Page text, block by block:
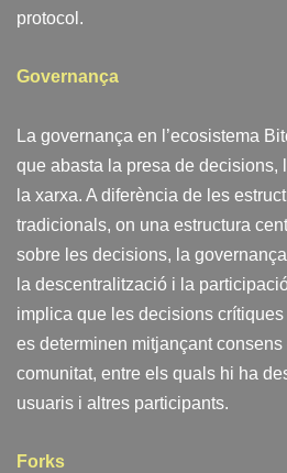
protocol.
Governança
La governança en l’ecosistema
que abasta la presa de decisions,
la xarxa. A diferència de les
tradicionals, on una estructura
sobre les decisions, la
la descentralització i la
implica que les decisions
es determinen mitjançant
comunitat, entre els quals hi ha
usuaris i altres participants.
Forks